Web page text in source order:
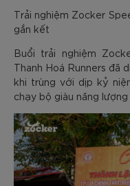
Trải nghiệm Zocker
gắn kết
Buổi trải nghiệm
Thanh Hoá Runners đã
khi trùng với dịp kỷ
chạy bộ giàu năng lượng